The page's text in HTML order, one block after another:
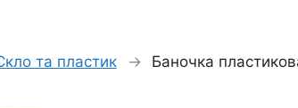
та пластик →
Баночка